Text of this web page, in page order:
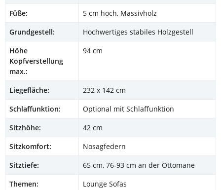
Füße:
5 cm hoch, Massivholz
Grundgestell:
Hochwertiges stabiles Holzgestell
Höhe
Kopfverstellung
max.:
94 cm
Liegefläche:
232 x 142 cm
Schlaffunktion:
Optional mit Schlaffunktion
Sitzhöhe:
42 cm
Sitzkomfort:
Nosagfedern
Sitztiefe:
65 cm, 76-93 cm an der Ottomane
Themen:
Lounge Sofas